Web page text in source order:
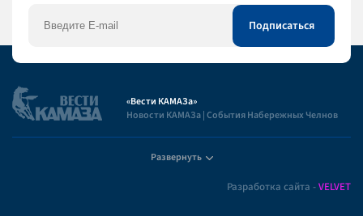
«Вести КАМАЗа»
Новости КАМАЗа | События Набережных Челнов
Развернуть
Разработка сайта -VELVET